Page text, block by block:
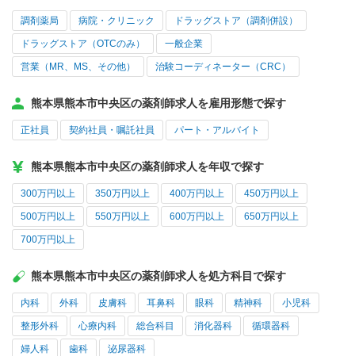
調剤薬局 病院・クリニック ドラッグストア（調剤併設）
ドラッグストア（OTCのみ） 一般企業
営業（MR、MS、その他） 治験コーディネーター（CRC）
熊本県熊本市中央区の薬剤師求人を雇用形態で探す
正社員 契約社員・嘱託社員 パート・アルバイト
熊本県熊本市中央区の薬剤師求人を年収で探す
300万円以上 350万円以上 400万円以上 450万円以上
500万円以上 550万円以上 600万円以上 650万円以上
700万円以上
熊本県熊本市中央区の薬剤師求人を処方科目で探す
内科 外科 皮膚科 耳鼻科 眼科 精神科 小児科
整形外科 心療内科 総合科目 消化器科 循環器科
婦人科 歯科 泌尿器科